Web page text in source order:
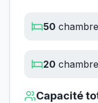
50
20
Capacité